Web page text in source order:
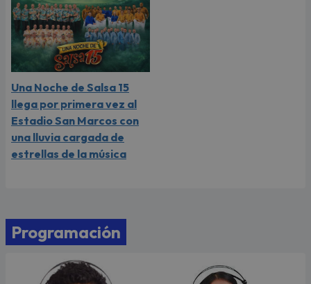
Una Noche de Salsa 15
llega por primera vez al
Estadio San Marcos con
una lluvia cargada de
estrellas de la música
Programación